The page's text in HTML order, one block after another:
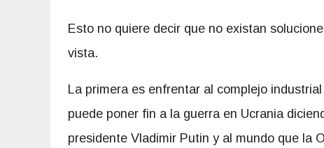
Esto no quiere decir que no existan
vista.
La primera es enfrentar al complejo
puede poner fin a la guerra en Ucrania
presidente Vladimir Putin y al mundo que la